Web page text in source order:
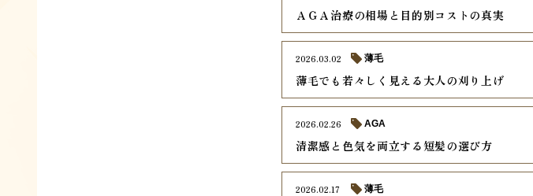
ＡＧＡ治療の相場と目的別コストの真実
薄毛でも若々しく見える大人の刈り上げ
2026.03.02 薄毛
清潔感と色気を両立する短髪の選び方
2026.02.26 AGA
2026.02.17 薄毛